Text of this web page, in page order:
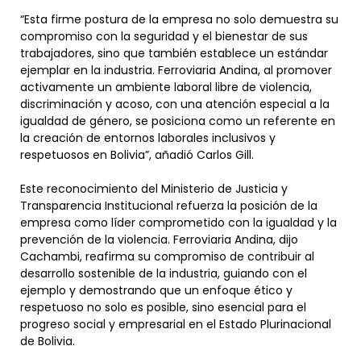
“Esta firme postura de la empresa no solo demuestra su
compromiso con la seguridad y el bienestar de sus
trabajadores, sino que también establece un estándar
ejemplar en la industria. Ferroviaria Andina, al promover
activamente un ambiente laboral libre de violencia,
discriminación y acoso, con una atención especial a la
igualdad de género, se posiciona como un referente en
la creación de entornos laborales inclusivos y
respetuosos en Bolivia”, añadió Carlos Gill.
Este reconocimiento del Ministerio de Justicia y
Transparencia Institucional refuerza la posición de la
empresa como líder comprometido con la igualdad y la
prevención de la violencia. Ferroviaria Andina, dijo
Cachambi, reafirma su compromiso de contribuir al
desarrollo sostenible de la industria, guiando con el
ejemplo y demostrando que un enfoque ético y
respetuoso no solo es posible, sino esencial para el
progreso social y empresarial en el Estado Plurinacional
de Bolivia.